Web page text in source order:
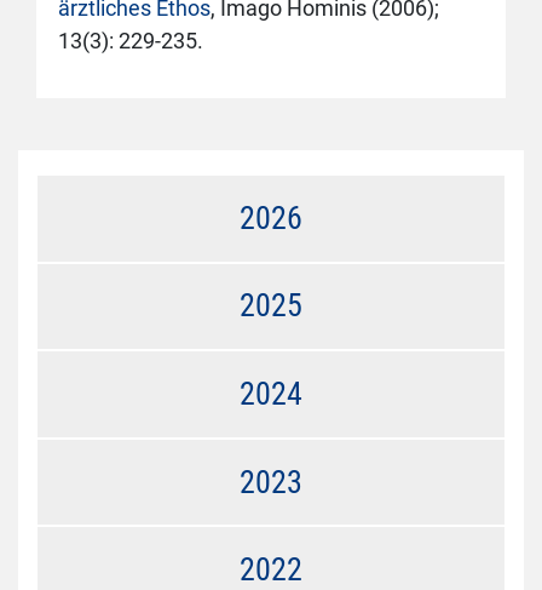
ärztliches Ethos, Imago Hominis (2006);
13(3): 229-235.
2026
2025
2024
2023
2022